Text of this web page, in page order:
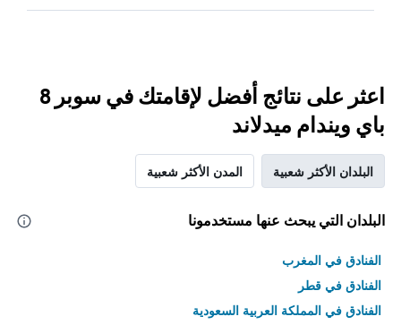
اعثر على نتائج أفضل لإقامتك في سوبر 8
باي ويندام ميدلاند
البلدان الأكثر شعبية المدن الأكثر شعبية
البلدان التي يبحث عنها مستخدمونا
الفنادق في المغرب
الفنادق في قطر
الفنادق في المملكة العربية السعودية